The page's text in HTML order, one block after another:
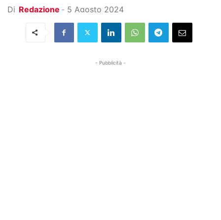
Di Redazione - 5 Agosto 2024
- Pubblicità -